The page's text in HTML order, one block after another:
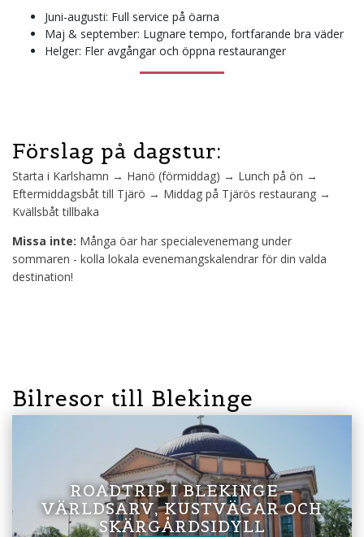
Juni-augusti: Full service på öarna
Maj & september: Lugnare tempo, fortfarande bra väder
Helger: Fler avgångar och öppna restauranger
Förslag på dagstur:
Starta i Karlshamn → Hanö (förmiddag) → Lunch på ön →
Eftermiddagsbåt till Tjärö → Middag på Tjärös restaurang →
Kvällsbåt tillbaka
Missa inte: Många öar har specialevenemang under
sommaren - kolla lokala evenemangskalendrar för din valda
destination!
Bilresor till Blekinge
ROADTRIP I BLEKINGE –
VÄRLDSARV, KUSTVÄGAR OCH
SKÄRGÅRDSIDYLL